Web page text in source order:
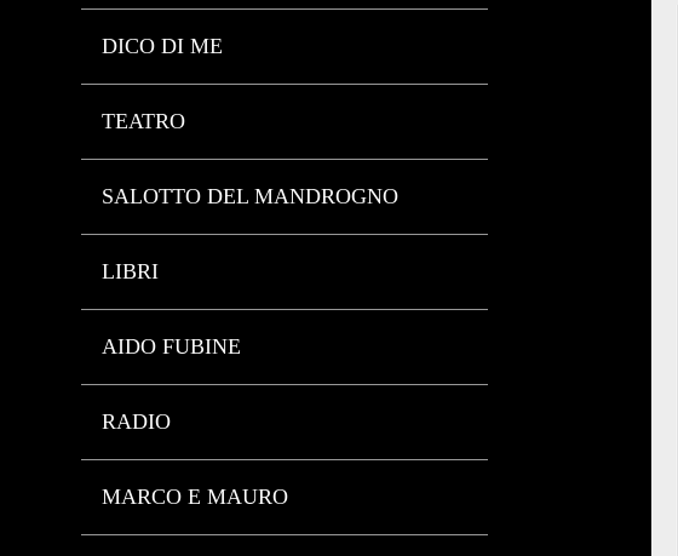
DICO DI ME
TEATRO
SALOTTO DEL MANDROGNO
LIBRI
AIDO FUBINE
RADIO
MARCO E MAURO